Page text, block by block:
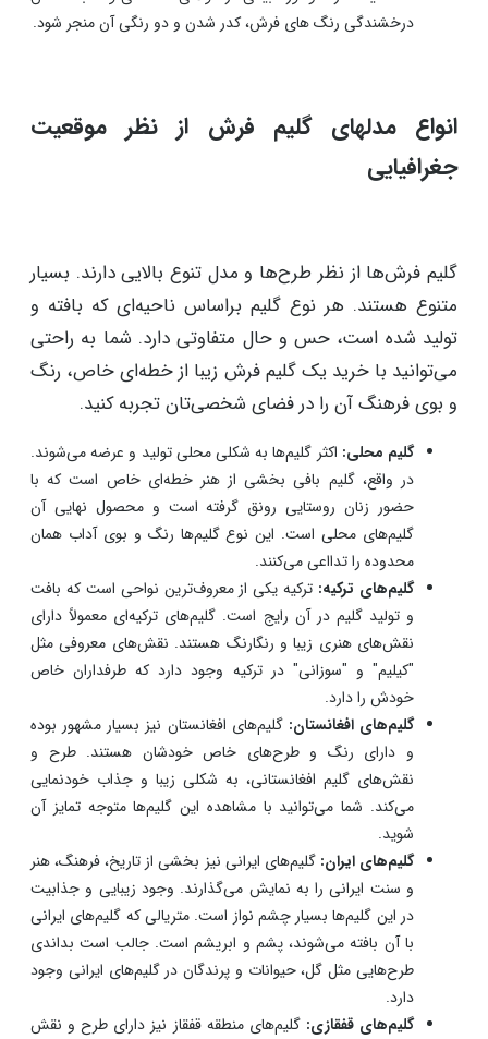
فرسودگی سریع: به دلیل ساختار نخ‌های نسبتا بلند و نرم
قیمت:گلیم‌ها به عنوان یک اثر هنری دست ساز عرضه می‌شوند.
پس بدیهی است که قیمت بالایی نسبت به سایر گزینه‌ها داشته
باشند.
درخشندگی رنگ های فرش، کدر شدن و دو رنگی آن منجر شود.
انواع مدلهای گلیم فرش از نظر موقعیت
جغرافیایی
گلیم فرش‌ها از نظر طرح‌ها و مدل‌ تنوع بالایی دارند. بسیار
متنوع هستند. هر نوع گلیم براساس ناحیه‌ای که بافته و
تولید شده است، حس و حال متفاوتی دارد. شما به راحتی
می‌توانید با خرید یک گلیم فرش زیبا از خطه‌ای خاص، رنگ
و بوی فرهنگ آن را در فضای شخصی‌تان تجربه کنید.
گلیم محلی:اکثر گلیم‌ها به شکلی محلی تولید و عرضه می‌شوند.
در واقع، گلیم بافی بخشی از هنر خطه‌ای خاص است که با
حضور زنان روستایی رونق گرفته است و محصول نهایی آن
گلیم‌های محلی است. این نوع گلیم‌ها رنگ و بوی آداب همان
محدوده را تدااعی می‌کنند.
گلیم‌های ترکیه:
و تولید گلیم در آن رایج است. گلیم‌های ترکیه‌ای معمولاً دارای
نقش‌های هنری زیبا و رنگارنگ هستند. نقش‌های معروفی مثل
"کیلیم" و "سوزانی" در ترکیه وجود دارد که طرفداران خاص
خودش را دارد.
گلیم‌های افغانستان:گلیم‌های افغانستان نیز بسیار مشهور بوده
و دارای رنگ و طرح‌های خاص خودشان هستند. طرح و
نقش‌های گلیم افغانستانی، به شکلی زیبا و جذاب خودنمایی